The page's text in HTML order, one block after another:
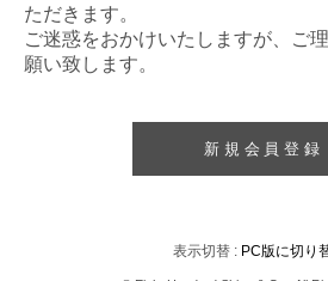
ただきます。
ご迷惑をおかけいたしますが、ご
願い致します。
新規会員登録
表示切替 : PC版に切り